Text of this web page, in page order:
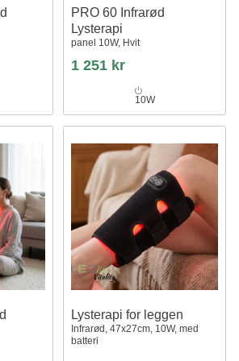
PRO 60 Infrarød
Lysterapi
panel 10W, Hvit
1 251 kr
10W
Lysterapi for leggen
Infrarød, 47x27cm, 10W, med
batteri